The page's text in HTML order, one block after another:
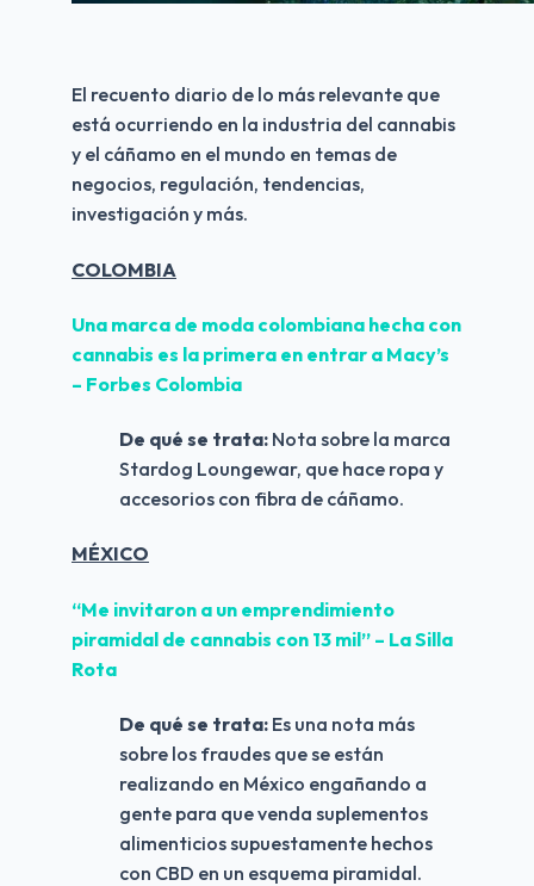
El recuento diario de lo más relevante que
está ocurriendo en la industria del cannabis
y el cáñamo en el mundo en temas de
negocios, regulación, tendencias,
investigación y más.
COLOMBIA
Una marca de moda colombiana hecha con
cannabis es la primera en entrar a Macy’s
– Forbes Colombia
De qué se trata: Nota sobre la marca
Stardog Loungewar, que hace ropa y
accesorios con fibra de cáñamo.
MÉXICO
“Me invitaron a un emprendimiento
piramidal de cannabis con 13 mil” – La Silla
Rota
De qué se trata: Es una nota más
sobre los fraudes que se están
realizando en México engañando a
gente para que venda suplementos
alimenticios supuestamente hechos
con CBD en un esquema piramidal.